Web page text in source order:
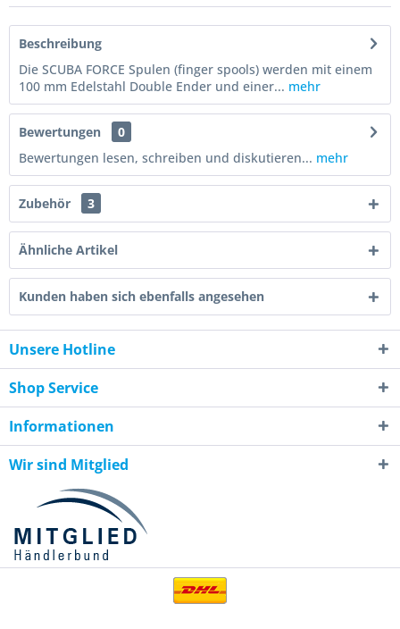
Beschreibung
Die SCUBA FORCE Spulen (finger spools) werden mit einem
100 mm Edelstahl Double Ender und einer... mehr
Bewertungen
0
Bewertungen lesen, schreiben und diskutieren... mehr
Zubehör 3
Ähnliche Artikel
Kunden haben sich ebenfalls angesehen
Unsere Hotline
Shop Service
Informationen
Wir sind Mitglied